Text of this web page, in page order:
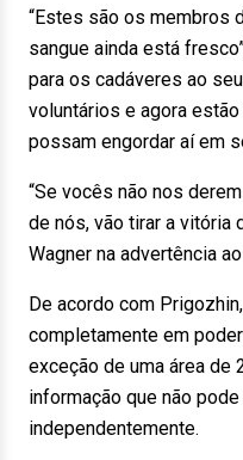
“Estes são os membros
sangue ainda está
para os cadáveres ao
voluntários e agora
possam engordar aí em
“Se vocês não nos
de nós, vão tirar a vitória
Wagner na advertência
De acordo com
completamente em
exceção de uma área de
informação que não
independentemente.